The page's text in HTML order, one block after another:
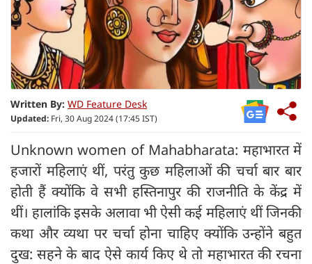
Written By: WD Feature Desk
Updated: Fri, 30 Aug 2024 (17:45 IST)
Unknown women of Mahabharata: महाभारत में
हजारों महिलाएं थीं, परंतु कुछ महिलाओं की चर्चा बार बार
होती हैं क्योंकि वे सभी हस्तिनापुर की राजनीति के केंद्र में
थीं। हालांकि इसके अलावा भी ऐसी कई महिलाएं थीं जिनकी
कथा और व्यथा पर चर्चा होना चाहिए क्योंकि उन्होंने बहुत
दुख: सहने के बाद ऐसे कार्य किए थे तो महाभारत की रचना